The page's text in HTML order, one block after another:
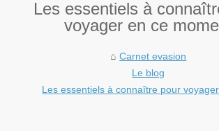
Les essentiels à
voyager en ce
Carnet evasion
Le blog
Les essentiels à connaître pour voyager